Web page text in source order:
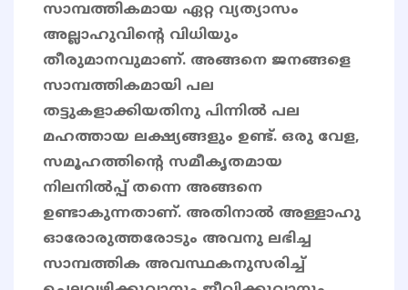
സാമ്പത്തികമായ ഏറ്റ വ്യത്യാസം
അല്ലാഹുവിൻ്റെ വിധിയും
തീരുമാനവുമാണ്. അങ്ങനെ ജനങ്ങളെ
സാമ്പത്തികമായി പല
തട്ടുകളാക്കിയതിനു പിന്നിൽ പല
മഹത്തായ ലക്ഷ്യങ്ങളും ഉണ്ട്. ഒരു വേള,
സമൂഹത്തിൻ്റെ സമീകൃതമായ
നിലനിൽപ്പ് തന്നെ അങ്ങനെ
ഉണ്ടാകുന്നതാണ്. അതിനാൽ അള്ളാഹു
ഓരോരുത്തരോടും അവനു ലഭിച്ച
സാമ്പത്തിക അവസ്ഥകനുസരിച്ച്